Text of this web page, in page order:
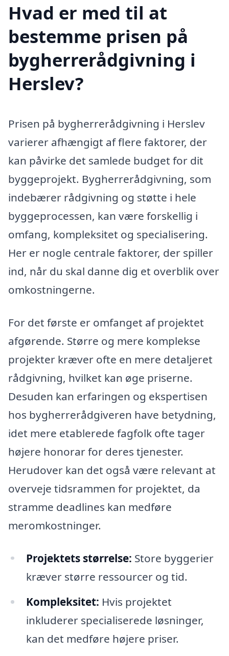
Hvad er med til at
bestemme prisen på
bygherrerådgivning i
Herslev?
Prisen på bygherrerådgivning i Herslev
varierer afhængigt af flere faktorer, der
kan påvirke det samlede budget for dit
byggeprojekt. Bygherrerådgivning, som
indebærer rådgivning og støtte i hele
byggeprocessen, kan være forskellig i
omfang, kompleksitet og specialisering.
Her er nogle centrale faktorer, der spiller
ind, når du skal danne dig et overblik over
omkostningerne.
For det første er omfanget af projektet
afgørende. Større og mere komplekse
projekter kræver ofte en mere detaljeret
rådgivning, hvilket kan øge priserne.
Desuden kan erfaringen og ekspertisen
hos bygherrerådgiveren have betydning,
idet mere etablerede fagfolk ofte tager
højere honorar for deres tjenester.
Herudover kan det også være relevant at
overveje tidsrammen for projektet, da
stramme deadlines kan medføre
meromkostninger.
Projektets størrelse: Store byggerier
kræver større ressourcer og tid.
Kompleksitet: Hvis projektet
inkluderer specialiserede løsninger,
kan det medføre højere priser.